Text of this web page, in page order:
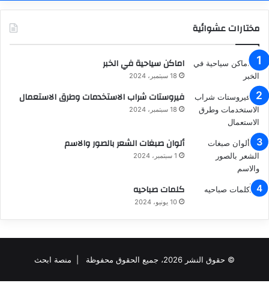
مختارات عشوائية
اماكن سياحية في الخبر
18 سبتمبر، 2024
فيروستات شراب الاستخدمات وطرق الاستعمال
18 سبتمبر، 2024
ألوان صبغات الشعر بالصور والاسم
1 سبتمبر، 2024
كلمات صباحيه
10 يونيو، 2024
© حقوق النشر 2026، جميع الحقوق محفوظة | منصة ابحث